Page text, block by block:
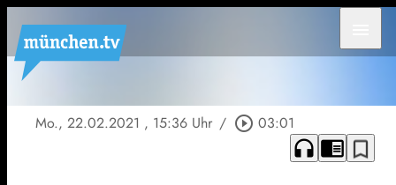
Mo., 22.02.2021 , 15:36 Uhr / play_circle_outline 03:01
headphones chrome_reader_mode bookmark_border